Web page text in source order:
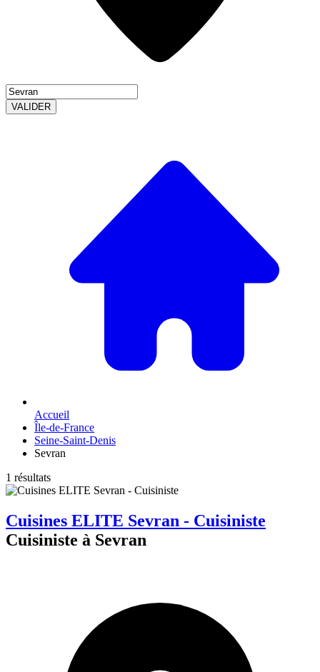
VALIDER
Accueil
Île-de-France
Seine-Saint-Denis
Sevran
1 résultats
Cuisines ELITE Sevran - Cuisiniste
Cuisiniste à Sevran